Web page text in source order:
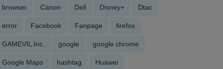
browser Canon Dell Disney+ Dtac
error Facebook Fanpage firefox
GAMEVIL Inc. google google chrome
Google Maps hashtag Huawei